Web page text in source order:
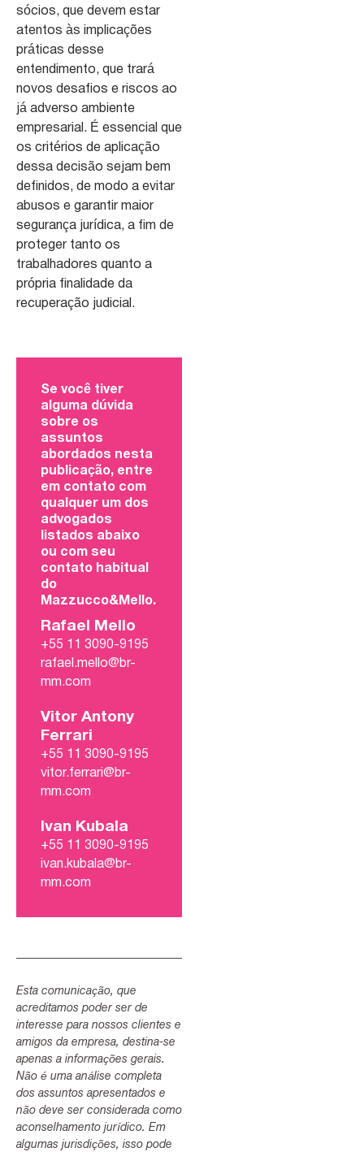
sócios, que devem estar
atentos às implicações
práticas desse
entendimento, que trará
novos desafios e riscos ao
já adverso ambiente
empresarial. É essencial que
os critérios de aplicação
dessa decisão sejam bem
definidos, de modo a evitar
abusos e garantir maior
segurança jurídica, a fim de
proteger tanto os
trabalhadores quanto a
própria finalidade da
recuperação judicial.
Se você tiver
alguma dúvida
sobre os
assuntos
abordados nesta
publicação, entre
em contato com
qualquer um dos
advogados
listados abaixo
ou com seu
contato habitual
do
Mazzucco&Mello.
Rafael Mello
+55 11 3090-9195
rafael.mello@br-
mm.com
Vitor Antony
Ferrari
+55 11 3090-9195
vitor.ferrari@br-
mm.com
Ivan Kubala
+55 11 3090-9195
ivan.kubala@br-
mm.com
Esta comunicação, que
acreditamos poder ser de
interesse para nossos clientes e
amigos da empresa, destina-se
apenas a informações gerais.
Não é uma análise completa
dos assuntos apresentados e
não deve ser considerada como
aconselhamento jurídico. Em
algumas jurisdições, isso pode